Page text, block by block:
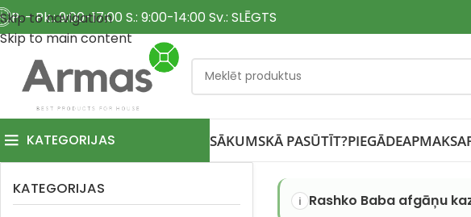
Skip to navigation
Skip to main content
P. - Pk.: 9:00-17:00 S.: 9:00-14:00 Sv.: SLĒGTS
KATEGORIJAS SĀKUMSKĀ PASŪTĪT?PIEGĀDEAPMAKSA
KATEGORIJAS
Rashko Baba afgāņu